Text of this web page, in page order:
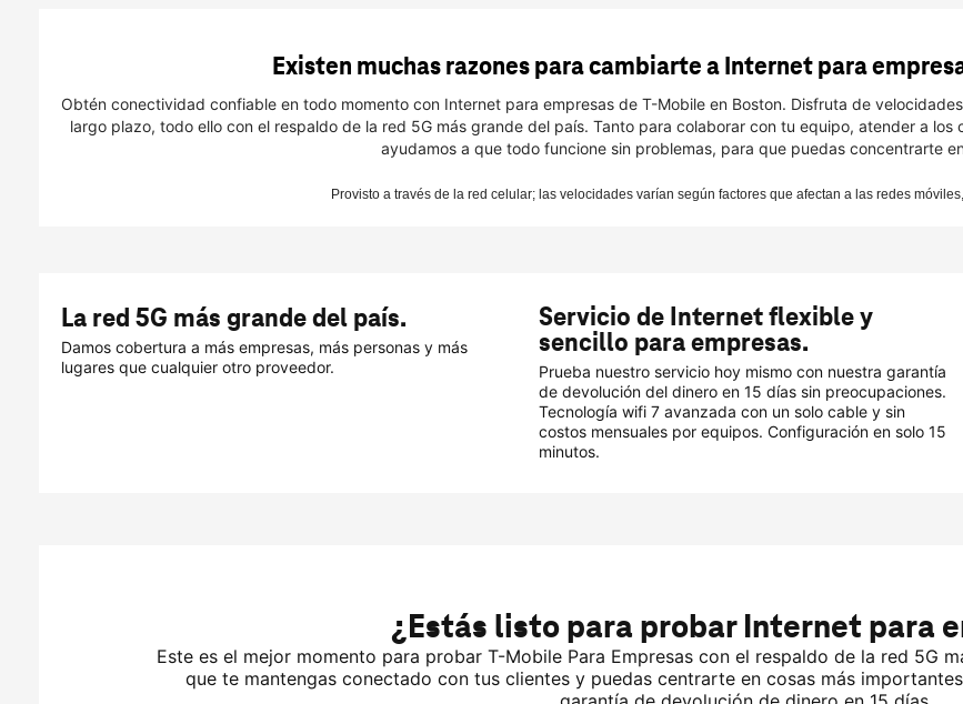
Existen muchas razones para cambiarte a Internet para
Obtén conectividad confiable en todo momento con Internet para empresas de T-Mobile en Boston. Disfruta de
largo plazo, todo ello con el respaldo de la red 5G más grande del país. Tanto para colaborar con tu equipo, atender a
ayudamos a que todo funcione sin problemas, para que puedas concentrarte
Provisto a través de la red celular; las velocidades varían según factores que afectan a las redes